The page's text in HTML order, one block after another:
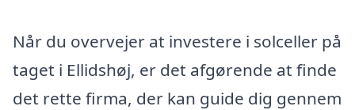
Når du overvejer at investere i solceller på
taget i Ellidshøj, er det afgørende at finde
det rette firma, der kan guide dig gennem